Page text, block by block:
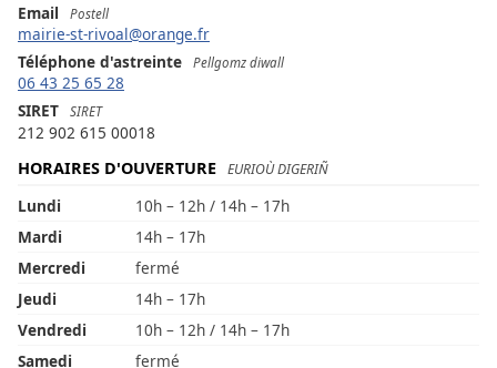
Email
Postell
mairie-st-rivoal@orange.fr
Téléphone d'astreinte
Pellgomz diwall
06 43 25 65 28
SIRET
SIRET
212 902 615 00018
HORAIRES D'OUVERTURE
EURIOÙ DIGERIÑ
Lundi
10h – 12h / 14h – 17h
Mardi
14h – 17h
Mercredi
fermé
Jeudi
14h – 17h
Vendredi
10h – 12h / 14h – 17h
Samedi
fermé